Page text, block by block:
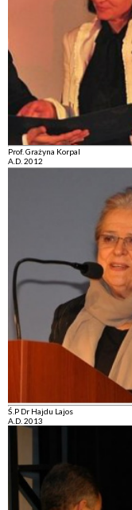
Prof. Grażyna Korpal
A.D. 2012
Ś.P Dr Hajdu Lajos
A.D. 2013